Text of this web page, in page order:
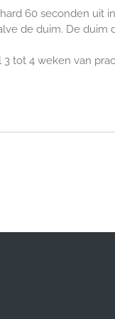
60 seconden uit
de duim. De duim
tot 4 weken van